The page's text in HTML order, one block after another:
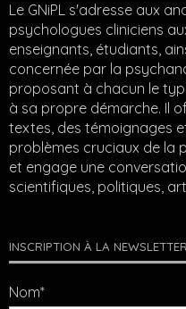
Le GNiPL s'adresse aux
psychologues cliniciens
enseignants, étudiants,
concernée par la
proposant à chacun le
à sa propre démarche. Il
textes, des témoignages
problèmes cruciaux de la
et engage une
scientifiques, politiques,
INSCRIPTION À LA NEWSLETTER
Nom*